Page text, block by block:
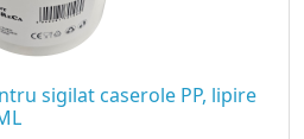
sigilat caserole PP, lipire